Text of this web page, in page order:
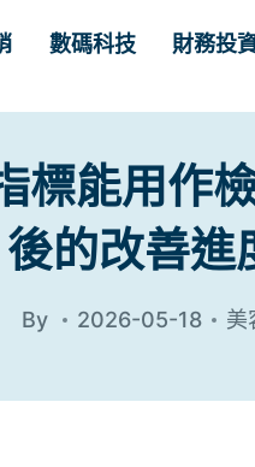
數碼科技 財務投
標能用作
後的改善進
By 2026-05-18 美